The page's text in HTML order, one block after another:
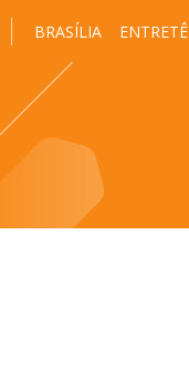
BRASÍLIA ENTRETÊ